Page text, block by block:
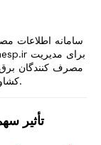
مصرف کنندگان
کشاورزی می باشد راه اندازی شده است.
تأثیر